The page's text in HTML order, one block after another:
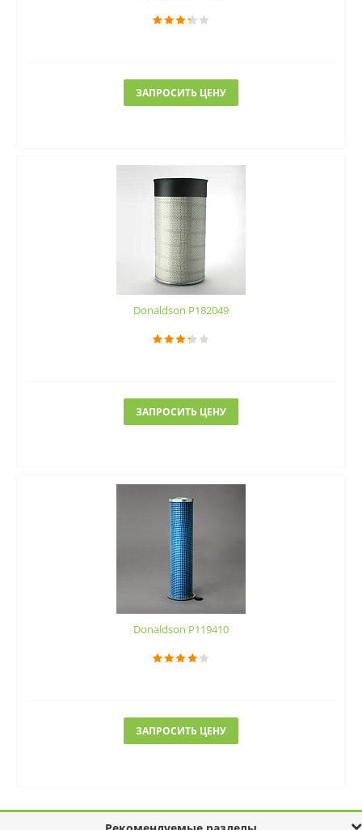
ЗАПРОСИТЬ ЦЕНУ
Donaldson P182049
ЗАПРОСИТЬ ЦЕНУ
Donaldson P119410
ЗАПРОСИТЬ ЦЕНУ